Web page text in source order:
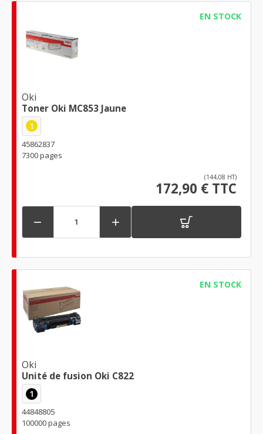
EN STOCK
Oki
Toner Oki MC853 Jaune
1
45862837
7300 pages
(144,08 HT)
172,90 € TTC
 
EN STOCK
Oki
Unité de fusion Oki C822
1
44848805
100000 pages